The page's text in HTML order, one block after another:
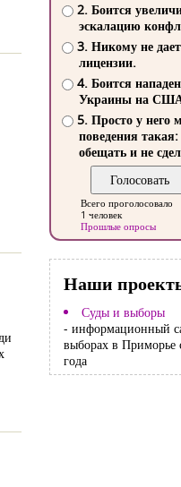
2. Боится
эскалацию
3. Никому не
лицензии.
4. Боится
Украины на
5. Просто у него
поведения такая:
обещать и не
Всего проголосовало
1 человек
Прошлые опросы
Наши
Суды и выборы
- информационный
выборах в Приморье
года